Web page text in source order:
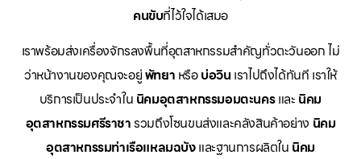
คนขับที่ไว้ใจได้เสมอ
เราพร้อมส่งเครื่องจักรลงพื้นที่อุตสาหกรรมสำคัญทั่วตะวันออก ไม่
ว่าหน้างานของคุณจะอยู่พัทยา หรือบ่อวิน เราไปถึงได้ทันที เราให้
บริการเป็นประจำใน นิคมอุตสาหกรรมอมตะนครและ นิคม
อุตสาหกรรมศรีราชารวมถึงโซนขนส่งและคลังสินค้าอย่าง นิคม
อุตสาหกรรมท่าเรือแหลมฉบังและฐานการผลิตใน นิคม